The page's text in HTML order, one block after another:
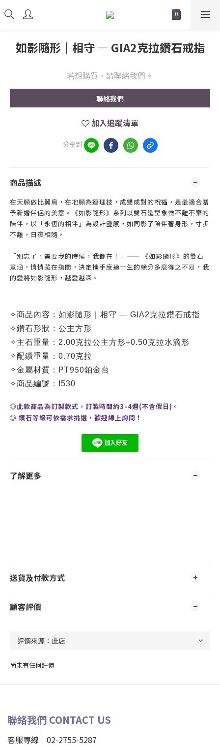
如影隨形｜相守 — GIA2克拉鑽石戒指
若想購買，請聯絡我們。
聯絡我們
加入追蹤清單
分享到
商品描述
在天願做比翼鳥，在地願為連理枝，成雙成對的祝福，是最適合贈
予新婚伴侶的美意。《如影隨形》系列以雙石造型象徵不離不棄的
陪伴，以「永恆的相伴」為設計靈感，如同影子陪伴著身形，寸步
不離，日夜相隨。
「別忘了，需要我的時候，我都在！」—— 《如影隨形》的雙石
意涵，悄悄藏在指間，決定攜手度過一生的緣分多麼得之不易，我
的愛將如影隨形，越愛越深。
✧商品內容： 如影隨形｜相守 — GIA2克拉鑽石戒指
✧鑽石形狀：公主方形
✧主石重量：2.00克拉公主方形+0.50克拉水滴形
✧配鑽重量： 0.70克拉
✧金屬材質： PT950鉑金台
✧商品編號： I530
◎此款商品為訂製款式，訂製時間約3-4週(不含假日)。
◎ 鑽石等級可依需求挑選，歡迎線上詢問！
了解更多
送貨及付款方式
顧客評價
尚未有任何評價
聯絡我們 CONTACT US
客服專線｜02-2755-5287